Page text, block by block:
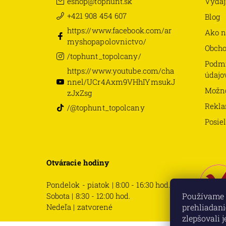
+421 908 454 607
https://www.facebook.com/ar
myshopapolovnictvo/
/tophunt_topolcany/
https://www.youtube.com/cha
nnel/UCr4Axm9VHhIYmsukJ
zJxZsg
/@tophunt_topolcany
Blog
Ako
Otváracie hodiny
Pondelok - piatok | 8:00 - 16:30 hod.
Sobota | 8:30 - 12:00 hod.
Nedeľa | zatvorené
zlepšovali